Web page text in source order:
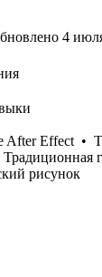
4
After Effect •
Традиционная
рисунок